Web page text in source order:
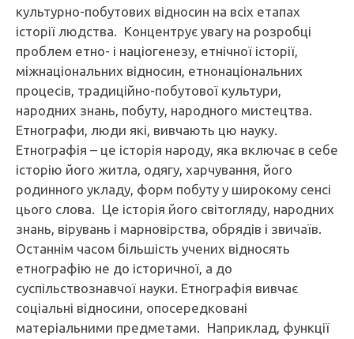
культурно-побутових відносин на всіх етапах
історії людства. Концентрує увагу на розробці
проблем етно- і націогенезу, етнічної історії,
міжнаціональних відносин, етнонаціональних
процесів, традиційно-побутової культури,
народних знань, побуту, народного мистецтва.
Етнографи, люди які, вивчають цю науку.
Етнографія – це історія народу, яка включає в себе
історію його житла, одягу, харчування, його
родинного укладу, форм побуту у широкому сенсі
цього слова. Це історія його світогляду, народних
знань, вірувань і марновірства, обрядів і звичаїв.
Останнім часом більшість учених відносять
етнографію не до історичної, а до
суспільствознавчої науки. Етнографія вивчає
соціальні відносини, опосередковані
матеріальними предметами. Наприклад, функції